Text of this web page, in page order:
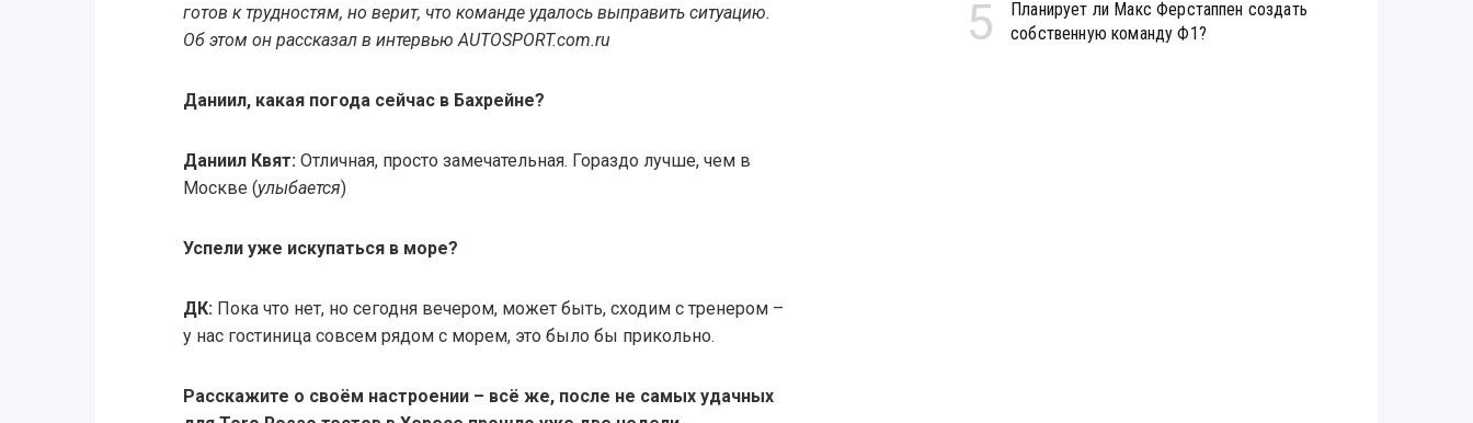
готов к трудностям, но верит, что команде удалось выправить ситуацию.
Об этом он рассказал в интервью AUTOSPORT.com.ru
Даниил, какая погода сейчас в Бахрейне?
Даниил Квят:Отличная, просто замечательная. Гораздо лучше, чем в
Москве (улыбается)
Успели уже искупаться в море?
ДК:Пока что нет, но сегодня вечером, может быть, сходим с тренером –
у нас гостиница совсем рядом с морем, это было бы прикольно.
Расскажите о своём настроении – всё же, после не самых удачных
5
Планирует ли Макс Ферстаппен создать
собственную команду Ф1?